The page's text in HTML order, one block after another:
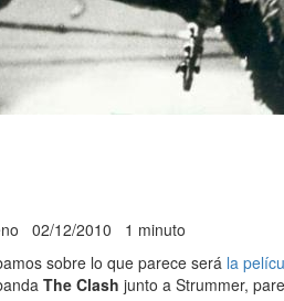
02/12/2010 1 minuto
sobre lo que parece será la
The Clash junto a Strummer,